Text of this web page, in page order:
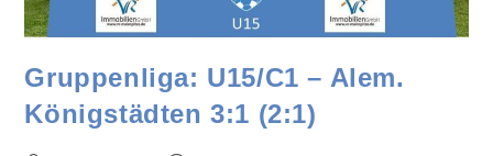
Gruppenliga: U15/C1 – Alem.
Königstädten 3:1 (2:1)